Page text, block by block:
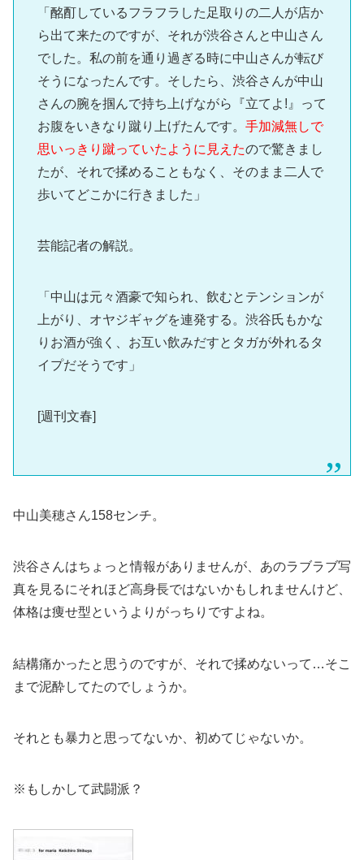
「酩酊しているフラフラした足取りの二人が店か
ら出て来たのですが、それが渋谷さんと中山さん
でした。私の前を通り過ぎる時に中山さんが転び
そうになったんです。そしたら、渋谷さんが中山
さんの腕を掴んで持ち上げながら『立てよ!』って
お腹をいきなり蹴り上げたんです。 手加減無しで
思いっきり蹴っていたように見えたので驚きまし
たが、それで揉めることもなく、そのまま二人で
歩いてどこかに行きました」
芸能記者の解説。
「中山は元々酒豪で知られ、飲むとテンションが
上がり、オヤジギャグを連発する。渋谷氏もかな
りお酒が強く、お互い飲みだすとタガが外れるタ
イプだそうです」
[週刊文春]
中山美穂さん158センチ。
渋谷さんはちょっと情報がありませんが、あのラブラブ写
真を見るにそれほど高身長ではないかもしれませんけど、
体格は痩せ型というよりがっちりですよね。
結構痛かったと思うのですが、それで揉めないって…そこ
まで泥酔してたのでしょうか。
それとも暴力と思ってないか、初めてじゃないか。
※もしかして武闘派？